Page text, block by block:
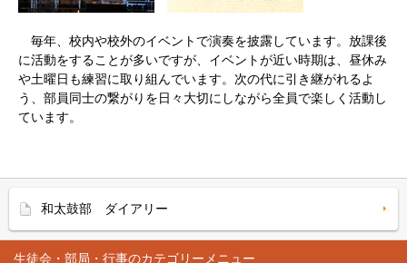
生徒会・部局・行事
毎年、校内や校外のイベントで演奏を披露しています。放課後
に活動をすることが多いですが、イベントが近い時期は、昼休み
や土曜日も練習に取り組んでいます。次の代に引き継がれるよ
う、部員同士の繋がりを日々大切にしながら全員で楽しく活動し
ています。
和太鼓部 ダイアリー